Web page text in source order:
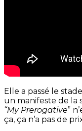
Elle a passé le
un manifeste de la
“My Prerogative”
ça, ça n’a pas de